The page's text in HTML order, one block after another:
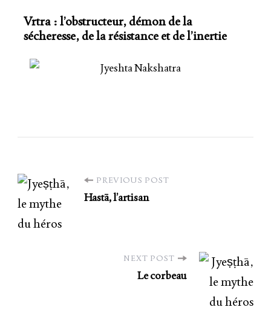
Vrtra : l’obstructeur, démon de la
sécheresse, de la résistance et de l’inertie
PREVIOUS POST
Hastā, l’artisan
NEXT POST
Le corbeau